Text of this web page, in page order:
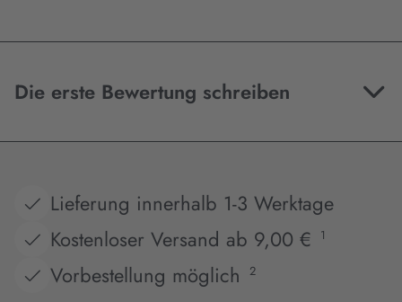
Die erste Bewertung schreiben
Lieferung innerhalb 1-3 Werktage
Kostenloser Versand ab 9,00 €
1
Vorbestellung möglich 2